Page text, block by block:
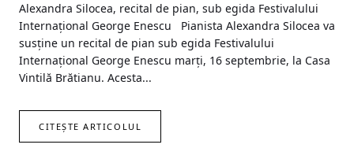
Alexandra Silocea, recital de pian, sub egida Festivalului
Internațional George Enescu Pianista Alexandra Silocea va
susține un recital de pian sub egida Festivalului
Internațional George Enescu marți, 16 septembrie, la Casa
Vintilă Brătianu. Acesta...
CITEȘTE ARTICOLUL